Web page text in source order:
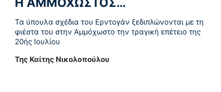
Τα ύπουλα σχέδια του Ερντογάν ξεδιπλώνονται με τη
φιέστα του στην Αμμόχωστο την τραγική επέτειο της
20ής Ιουλίου
Της Καίτης Νικολοπούλου